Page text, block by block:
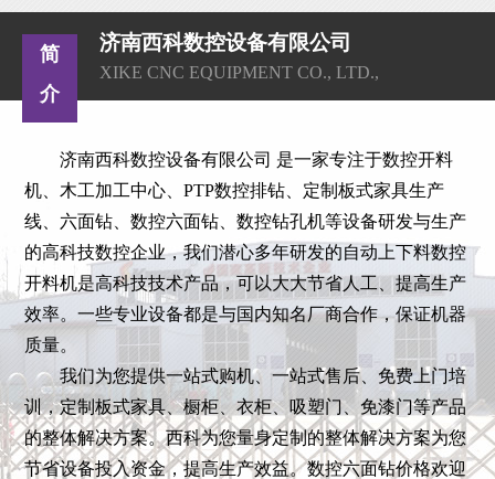
简
介
济南西科数控设备有限公司
XIKE CNC EQUIPMENT CO., LTD.,
济南西科数控设备有限公司 是一家专注于数控开料
机、木工加工中心、PTP数控排钻、定制板式家具生产
线、六面钻、数控六面钻、数控钻孔机等设备研发与生产
的高科技数控企业，我们潜心多年研发的自动上下料数控
开料机是高科技技术产品，可以大大节省人工、提高生产
效率。一些专业设备都是与国内知名厂商合作，保证机器
质量。
我们为您提供一站式购机、一站式售后、免费上门培
训，定制板式家具、橱柜、衣柜、吸塑门、免漆门等产品
的整体解决方案。西科为您量身定制的整体解决方案为您
节省设备投入资金，提高生产效益。数控六面钻价格欢迎